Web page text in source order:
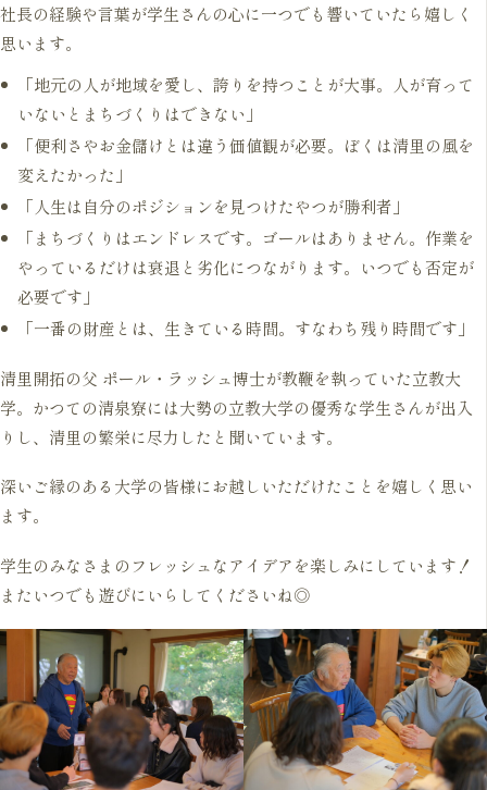
社長の経験や言葉が学生さんの心に一つでも響いていたら嬉しく
思います。
「地元の人が地域を愛し、誇りを持つことが大事。人が育って
いないとまちづくりはできない」
「便利さやお金儲けとは違う価値観が必要。ぼくは清里の風を
変えたかった」
「人生は自分のポジションを見つけたやつが勝利者」
「まちづくりはエンドレスです。ゴールはありません。作業を
やっているだけは衰退と劣化につながります。いつでも否定が
必要です」
「一番の財産とは、生きている時間。すなわち残り時間です」
清里開拓の父 ポール・ラッシュ博士が教鞭を執っていた立教大
学。かつての清泉寮には大勢の立教大学の優秀な学生さんが出入
りし、清里の繁栄に尽力したと聞いています。
深いご縁のある大学の皆様にお越しいただけたことを嬉しく思い
ます。
学生のみなさまのフレッシュなアイデアを楽しみにしています！
またいつでも遊びにいらしてくださいね◎